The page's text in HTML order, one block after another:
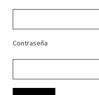
Contraseña